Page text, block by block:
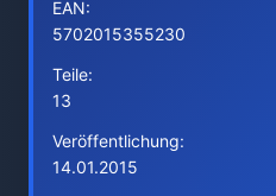
EAN:
5702015355230
Teile:
13
Veröffentlichung:
14.01.2015